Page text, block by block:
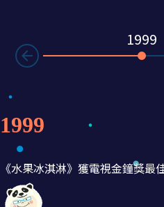
1999
1999
《水果冰淇淋》獲電視金鐘獎最